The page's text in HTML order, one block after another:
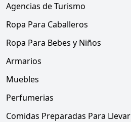
Agencias de Turismo
Ropa Para Caballeros
Ropa Para Bebes y Niños
Armarios
Muebles
Perfumerias
Comidas Preparadas Para Llevar